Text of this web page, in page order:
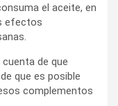
el aceite, en
efectos
de que
que es posible
complementos